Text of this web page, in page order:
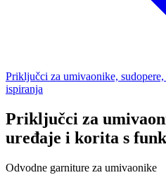
Priključci za umivaonike,
ispiranja
Priključci za
uređaje i korita s
Odvodne garniture za umivaonike